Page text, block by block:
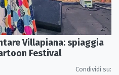
Villapiana: spiaggia
Festival
Condividi su: